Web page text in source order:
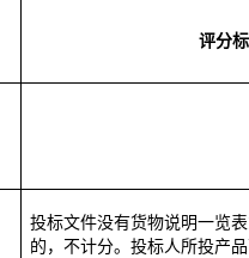
评分
投标文件没有货物说明一览
的，不计分。投标人所投产